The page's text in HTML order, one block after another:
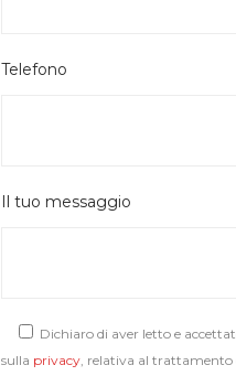
Telefono
Il tuo messaggio
Dichiaro di aver letto e
sulla privacy, relativa al trattamento